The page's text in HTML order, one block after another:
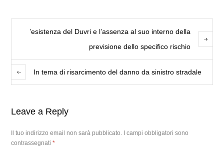
’esistenza del Duvri e l’assenza al suo interno della
previsione dello specifico rischio
In tema di risarcimento del danno da sinistro stradale
Leave a Reply
Il tuo indirizzo email non sarà pubblicato.
I campi obbligatori sono
contrassegnati*